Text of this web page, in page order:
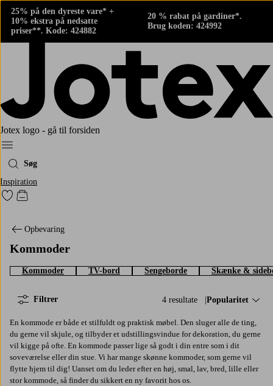
25% på den dyreste vare* +
10% ekstra på nedsatte
priser**. Kode: 424882
20 % rabat på gardiner*.
Brug koden: 424992
Jotex logo - gå til forsiden
Menu
Søg
Inspiration
Gå til favoritmarkerede produkter
Gå til indkøbskurven
Opbevaring
Kommoder
Kommoder TV-bord Sengeborde Skænke &
4 resultate Sorter efter:
Popularitet
Filtrer
En kommode er både et stilfuldt og praktisk møbel. Den sluger alle de ting,
du gerne vil skjule, og tilbyder et udstillingsvindue for dekoration, du gerne
vil kigge på ofte. En kommode passer lige så godt i din entre som i dit
soveværelse eller din stue. Vi har mange skønne kommoder, som gerne vil
flytte hjem til dig! Uanset om du leder efter en høj, smal, lav, bred, lille eller
stor kommode, så finder du sikkert en ny favorit hos os.